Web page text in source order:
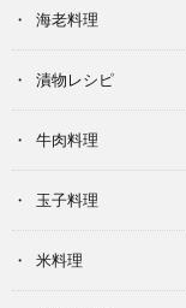
海老料理
漬物レシピ
牛肉料理
玉子料理
米料理